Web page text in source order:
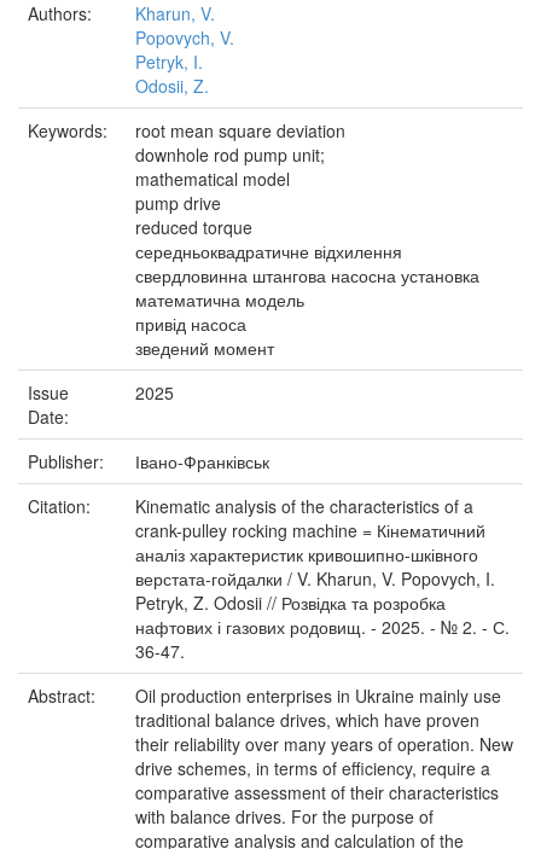
Authors:
Kharun, V.
Popovych, V.
Petryk, I.
Odosii, Z.
Keywords:
root mean square deviation
downhole rod pump unit;
mathematical model
pump drive
reduced torque
середньоквадратичне відхилення
свердловинна штангова насосна установка
математична модель
привід насоса
зведений момент
Issue
Date:
2025
Publisher:
Івано-Франківськ
Citation:
Kinematic analysis of the characteristics of a
crank-pulley rocking machine = Кінематичний
аналіз характеристик кривошипно-шківного
верстата-гойдалки / V. Kharun, V. Popovych, I.
Petryk, Z. Odosii // Розвідка та розробка
нафтових і газових родовищ. - 2025. - № 2. - С.
36-47.
Abstract:
Oil production enterprises in Ukraine mainly use
traditional balance drives, which have proven
their reliability over many years of operation. New
drive schemes, in terms of efficiency, require a
comparative assessment of their characteristics
with balance drives. For the purpose of
comparative analysis and calculation of the